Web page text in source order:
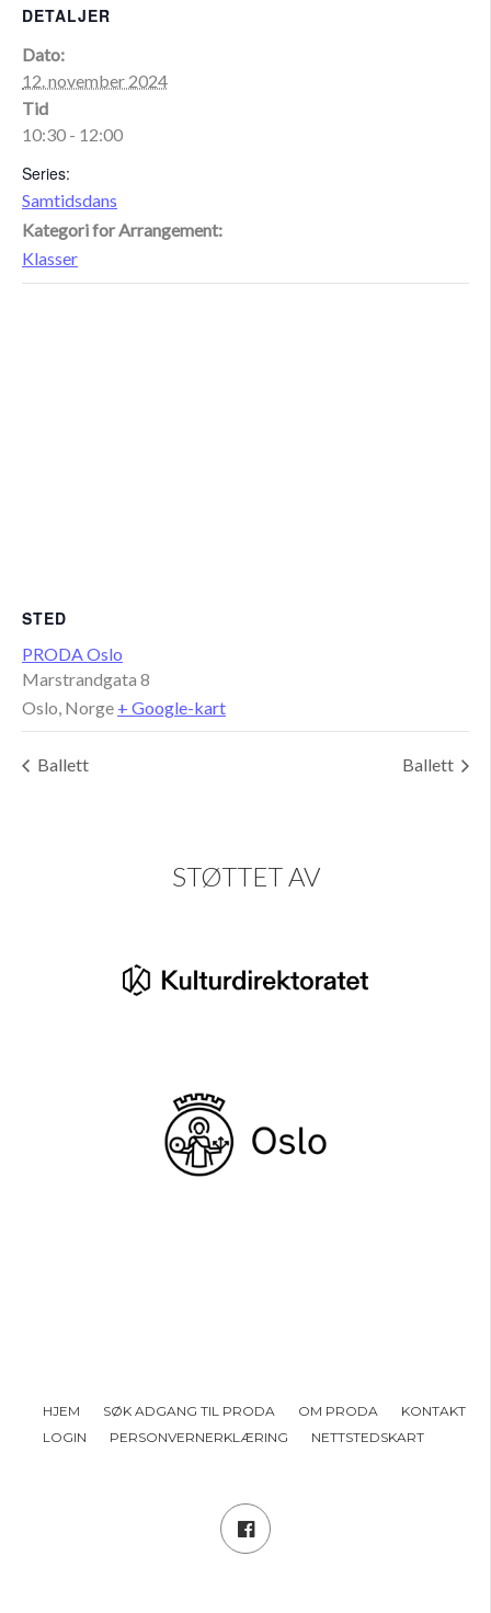
DETALJER
Dato:
12. november 2024
Tid
10:30 - 12:00
Series:
Samtidsdans
Kategori for Arrangement:
Klasser
STED
PRODA Oslo
Marstrandgata 8
Oslo, Norge + Google-kart
Ballett Ballett
STØTTET AV
HJEM SØK ADGANG TIL PRODA OM PRODA
KONTAKT
LOGIN
PERSONVERNERKLÆRING NETTSTEDSKART